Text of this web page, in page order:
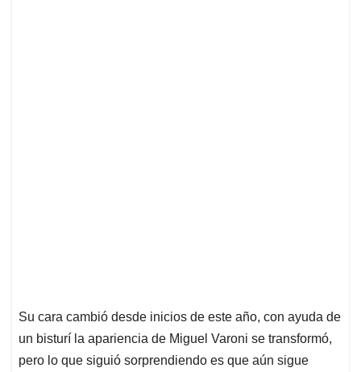
Su cara cambió desde inicios de este año, con ayuda de
un bisturí la apariencia de Miguel Varoni se transformó,
pero lo que siguió sorprendiendo es que aún sigue